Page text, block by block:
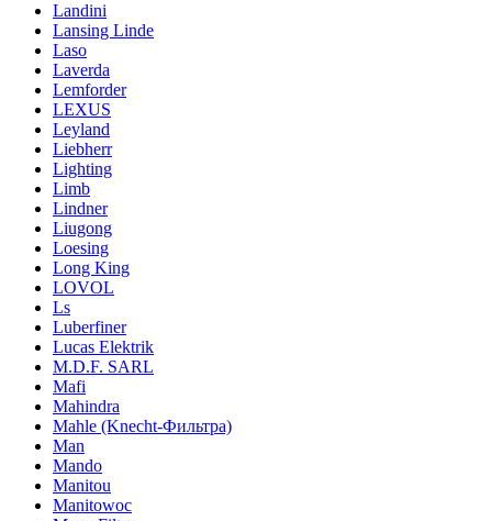
Landini
Lansing Linde
Laso
Laverda
Lemforder
LEXUS
Leyland
Liebherr
Lighting
Limb
Lindner
Liugong
Loesing
Long King
LOVOL
Ls
Luberfiner
Lucas Elektrik
M.D.F. SARL
Mafi
Mahindra
Mahle (Knecht-Фильтра)
Man
Mando
Manitou
Manitowoc